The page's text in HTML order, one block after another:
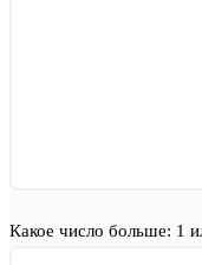
Какое число больше: 1